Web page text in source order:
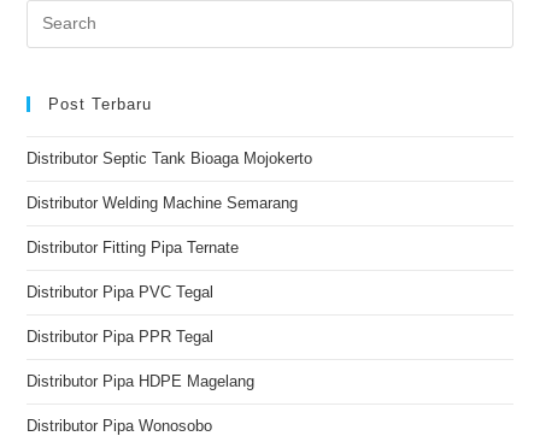
Post Terbaru
Distributor Septic Tank Bioaga Mojokerto
Distributor Welding Machine Semarang
Distributor Fitting Pipa Ternate
Distributor Pipa PVC Tegal
Distributor Pipa PPR Tegal
Distributor Pipa HDPE Magelang
Distributor Pipa Wonosobo